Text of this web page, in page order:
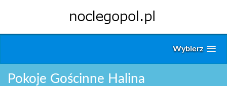
Wybierz
Pokoje Gościnne Halina